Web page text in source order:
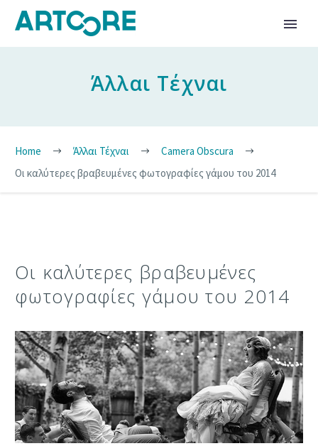
Άλλαι Τέχναι
Home Άλλαι Τέχναι
Camera Obscura
Oι καλύτερες βραβευμένες φωτογραφίες γάμου του 2014
Oι καλύτερες βραβευμένες
φωτογραφίες γάμου του 2014